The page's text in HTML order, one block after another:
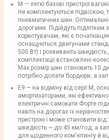
M — легкі базові пристрої
Не комплектуються підвіскою,
пневматичних шин. Оптимальні
дорогами. Підійдуть
користувачам, які є
оснащуються двигунами
500 Вт) і розвивають
комплектації встановлені
Max розмір шин становить 10
потрібно долати бордюри, а
E9 — на відміну від серії M,
амортизаторами, які ефективно
електричні самокати Форте
навіть на дорогах із
пристрою і може становити
швидкість — до 45 км/год, а
для щоденного ком'ютингу й